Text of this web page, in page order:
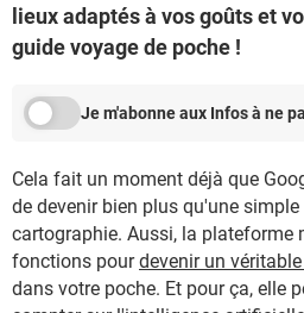
lieux adaptés à vos goûts et
guide voyage de poche !
Je m'abonne aux Infos à ne
Cela fait un moment déjà que
de devenir bien plus qu'une
cartographie. Aussi, la plateforme
fonctions pourdevenir un
dans votre poche. Et pour ça, elle